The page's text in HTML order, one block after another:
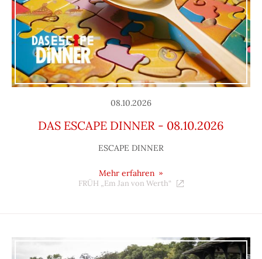
08.10.2026
DAS ESCAPE DINNER - 08.10.2026
ESCAPE DINNER
Mehr erfahren
FRÜH „Em Jan von Werth“